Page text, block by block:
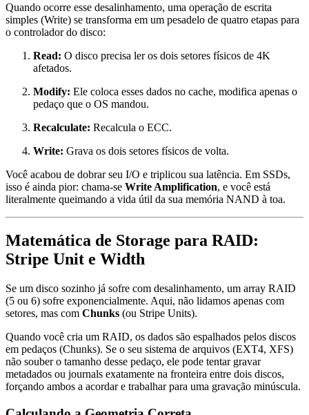
Quando ocorre esse desalinhamento, uma operação de escrita
simples (Write) se transforma em um pesadelo de quatro etapas para
o controlador do disco:
Read: O disco precisa ler os dois setores físicos de 4K
afetados.
Modify: Ele coloca esses dados no cache, modifica apenas o
pedaço que o OS mandou.
Recalculate: Recalcula o ECC.
Write: Grava os dois setores físicos de volta.
Você acabou de dobrar seu I/O e triplicou sua latência. Em SSDs,
isso é ainda pior: chama-se Write Amplification, e você está
literalmente queimando a vida útil da sua memória NAND à toa.
Matemática de Storage para RAID:
Stripe Unit e Width
Se um disco sozinho já sofre com desalinhamento, um array RAID
(5 ou 6) sofre exponencialmente. Aqui, não lidamos apenas com
setores, mas com Chunks (ou Stripe Units).
Quando você cria um RAID, os dados são espalhados pelos discos
em pedaços (Chunks). Se o seu sistema de arquivos (EXT4, XFS)
não souber o tamanho desse pedaço, ele pode tentar gravar
metadados ou journals exatamente na fronteira entre dois discos,
forçando ambos a acordar e trabalhar para uma gravação minúscula.